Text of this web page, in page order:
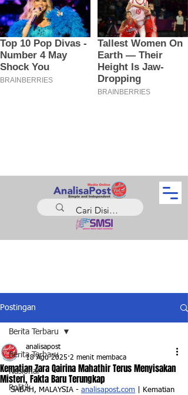
Postingan
Berita Terbaru
Nasional
Politik
Berita Terbaru
Kematian Zara Qairina Mahathir Terus Menyisakan
Misteri, Fakta Baru Terungkap
analisapost
18 Agu 2025 2 menit membaca
SABAH, MALAYSIA - analisapost.com | Kematian